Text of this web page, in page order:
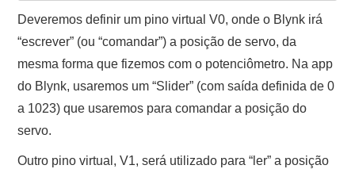
Deveremos definir um pino virtual V0, onde o Blynk irá
“escrever” (ou “comandar”) a posição de servo, da
mesma forma que fizemos com o potenciômetro. Na app
do Blynk, usaremos um “Slider” (com saída definida de 0
a 1023) que usaremos para comandar a posição do
servo.
Outro pino virtual, V1, será utilizado para “ler” a posição